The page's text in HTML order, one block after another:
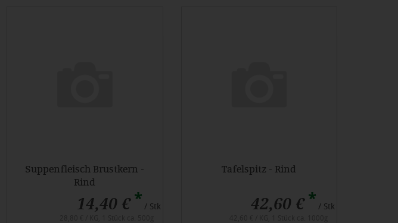
Suppenfleisch Brustkern -
Rind
14,40 €* / Stk
Tafelspitz - Rind
42,60 €* / Stk